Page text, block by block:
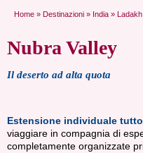
Home » Destinazioni » India » Ladakh
Nubra Valley
Il deserto ad alta quota
Estensione individuale
viaggiare in compagnia di
completamente organizzate